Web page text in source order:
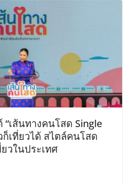
เส้นทางคนโสด Single
ก็เที่ยวได้ สไตล์คนโสด
วในประเทศ